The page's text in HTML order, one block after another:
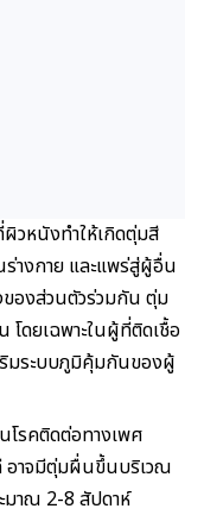
ผิวหนังทำให้เกิดตุ่มสี
างกาย และแพร่สู่ผู้อื่น
องส่วนตัวร่วมกัน ตุ่ม
ดยเฉพาะในผู้ที่ติดเชื้อ
ริมระบบภูมิคุ้มกันของผู้
โรคติดต่อทางเพศ
อาจมีตุ่มผื่นขึ้นบริเวณ
มาณ 2-8 สัปดาห์